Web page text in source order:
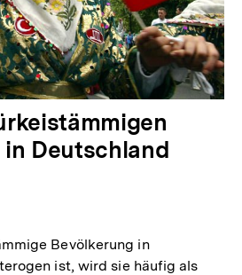
Deutschland
Bevölkerung in
ist, wird sie häufig als